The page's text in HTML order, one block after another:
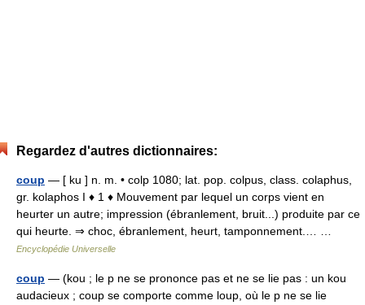
Regardez d'autres dictionnaires:
coup — [ ku ] n. m. • colp 1080; lat. pop. colpus, class. colaphus,
gr. kolaphos I ♦ 1 ♦ Mouvement par lequel un corps vient en
heurter un autre; impression (ébranlement, bruit...) produite par ce
qui heurte. ⇒ choc, ébranlement, heurt, tamponnement.… …
Encyclopédie Universelle
coup — (kou ; le p ne se prononce pas et ne se lie pas : un kou
audacieux ; coup se comporte comme loup, où le p ne se lie